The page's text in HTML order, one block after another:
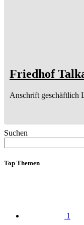
Friedhof
Anschrift geschäftlich
Suchen
Top Themen
1